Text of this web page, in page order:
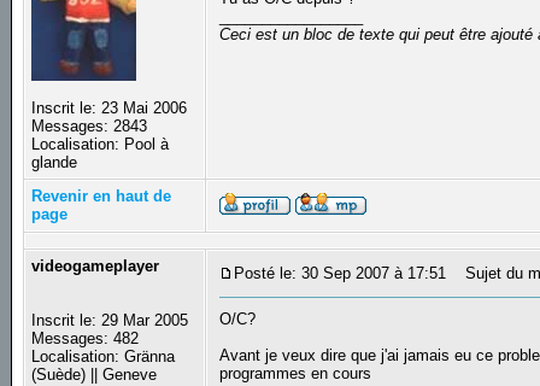
Inscrit le: 23 Mai 2006
Messages: 2843
Localisation: Pool à
glande
Ceci est un bloc de texte qui peut être
Revenir en haut de
page
videogameplayer
Inscrit le: 29 Mar 2005
Messages: 482
Localisation: Gränna
(Suède) || Geneve
Posté le: 30 Sep 2007 à 17:51 Sujet du
O/C?
Avant je veux dire que j'ai jamais eu ce
programmes en cours